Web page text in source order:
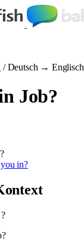
/ Deutsch → Englisch
Job?
in?
?